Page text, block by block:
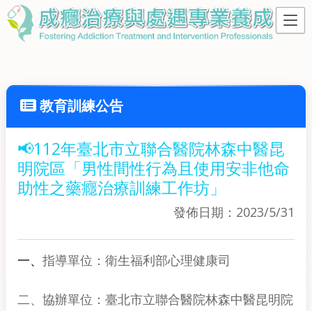
教育訓練公告
📢112年臺北市立聯合醫院林森中醫昆
明院區「男性間性行為且使用安非他命
助性之藥癮治療訓練工作坊」
發佈日期：2023/5/31
一、 指導單位：衛生福利部心理健康司
二、協辦單位：臺北市立聯合醫院林森中醫昆明院